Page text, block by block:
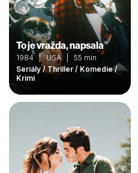
To je vražda, napsala
1984 | USA | 55 min
Seriály / Thriller / Komedie /
Krimi